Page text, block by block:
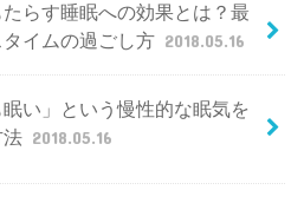
たらす睡眠への効果とは？最
イムの過ごし方 2018.05.16
眠い」という慢性的な眠気を
法 2018.05.16